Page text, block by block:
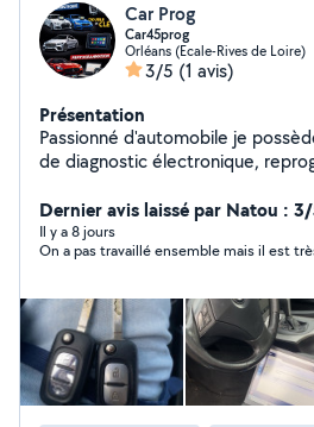
Car Prog
Car45prog
Orléans (Ecale-Rives de Loire)
3/5 (1 avis)
Présentation
Passionné d'automobile je
de diagnostic électronique,
duplication de clés dont je
afin de vous aider
Dernier avis laissé par Natou :
Il y a 8 jours
On a pas travaillé ensemble mais il est